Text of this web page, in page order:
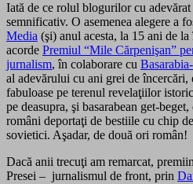
Iată de ce rolul blogurilor cu adevărat
semnificativ. O asemenea alegere a
Media (şi) anul acesta, la 15 ani de
acorde Premiul “Mile Cărpenişan”
jurnalism, în colaborare cu
al adevărului cu ani grei de încercări,
fabuloase pe terenul revelaţiilor
pe deasupra, şi basarabean get-
români deportaţi de bestiile cu chip
sovietici. Aşadar, de două ori român!
Dacă anii trecuţi am remarcat,
Presei – jurnalismul de front, prin